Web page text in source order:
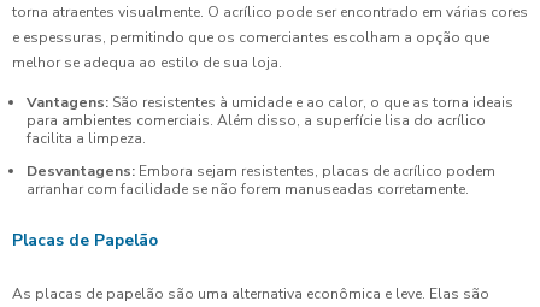
torna atraentes visualmente. O acrílico pode ser encontrado em várias cores
e espessuras, permitindo que os comerciantes escolham a opção que
melhor se adequa ao estilo de sua loja.
Vantagens: São resistentes à umidade e ao calor, o que as torna ideais
para ambientes comerciais. Além disso, a superfície lisa do acrílico
facilita a limpeza.
Desvantagens: Embora sejam resistentes, placas de acrílico podem
arranhar com facilidade se não forem manuseadas corretamente.
Placas de Papelão
As placas de papelão são uma alternativa econômica e leve. Elas são